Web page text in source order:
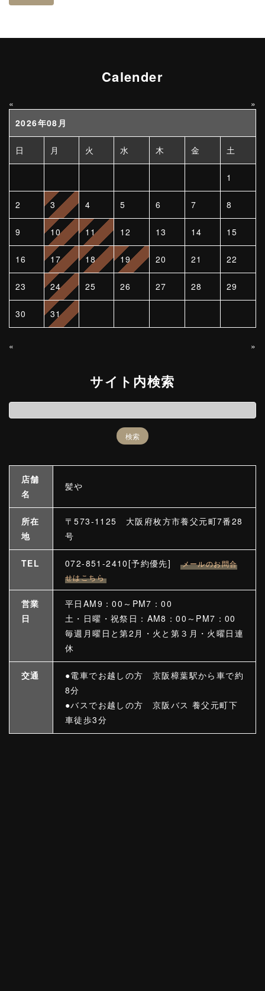
Calender
«
»
2026年08月
日 月 火 水 木 金 土
1
2 3 4 5 6 7 8
9 10 11 12 13 14 15
16 17 18 19 20 21 22
23 24 25 26 27 28 29
30 31
« »
サイト内検索
店舗
名
髪や
所在
地
〒573-1125 大阪府枚方市養父元町7番28
号
TEL 072-851-2410[予約優先]
メールのお問合
せはこちら
営業
日
平日AM9：00～PM7：00
土・日曜・祝祭日：AM8：00～PM7：00
毎週月曜日と第2月・火と第３月・火曜日連
休
交通
●電車でお越しの方 京阪樟葉駅から車で約
8分
●バスでお越しの方 京阪バス 養父元町下
車徒歩3分